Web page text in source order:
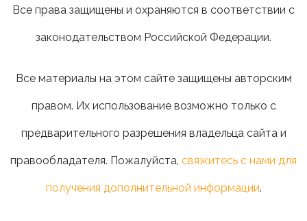
Все права защищены и охраняются в соответствии с
законодательством Российской Федерации.
Все материалы на этом сайте защищены авторским
правом. Их использование возможно только с
предварительного разрешения владельца сайта и
правообладателя. Пожалуйста, свяжитесь с нами для
получения дополнительной информации.